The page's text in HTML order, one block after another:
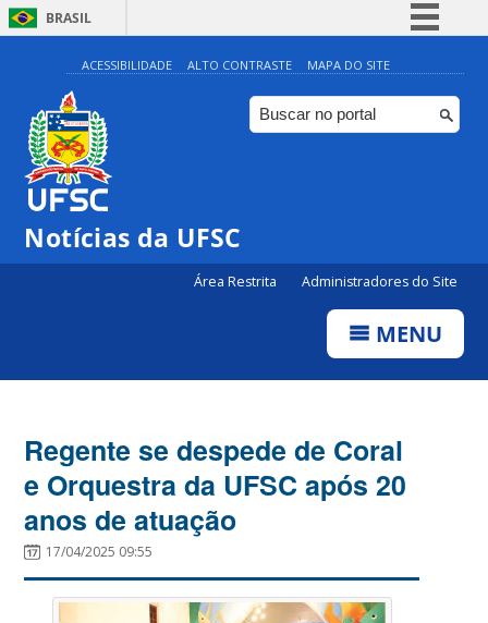
BRASIL
Simplifique!
Comunica BR
Participe
ACESSIBILIDADE ALTO CONTRASTE MAPA DO SITE
Notícias da UFSC
Área Restrita Administradores do Site
MENU
Regente se despede de Coral
e Orquestra da UFSC após 20
anos de atuação
17/04/2025 09:55